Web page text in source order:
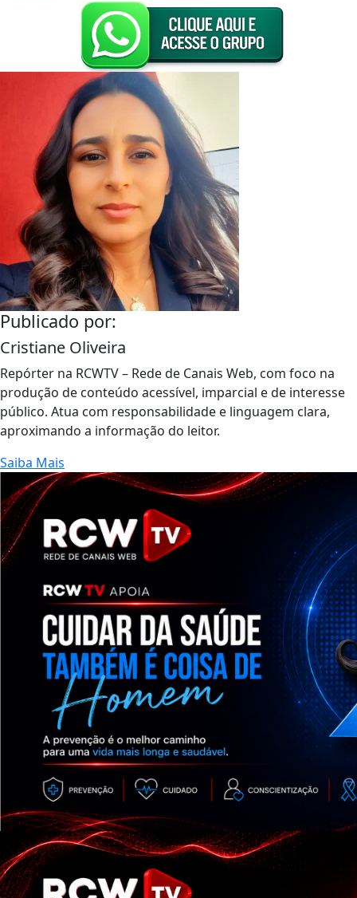
Publicado por:
Cristiane Oliveira
Repórter na RCWTV – Rede de Canais Web, com foco na
produção de conteúdo acessível, imparcial e de interesse
público. Atua com responsabilidade e linguagem clara,
aproximando a informação do leitor.
Saiba Mais